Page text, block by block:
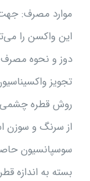
موارد مصرف:
این واکسن را
دوز و نحوه
تجویز واکسیناسیون بوستر 3 تا 4 هفته بعد از واکسیناسیون اولیه به روش قطره
روش قطره
سوسپانسیون